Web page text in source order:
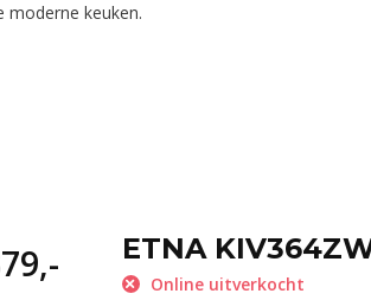
moderne keuken.
ETNA
Online uitverkocht